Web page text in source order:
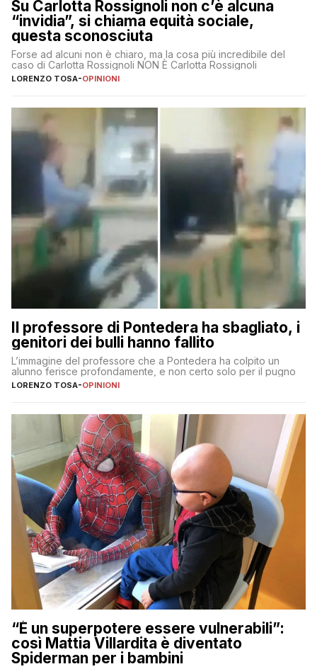
Su Carlotta Rossignoli non c’è alcuna
“invidia”, si chiama equità sociale,
questa sconosciuta
Forse ad alcuni non è chiaro, ma la cosa più incredibile del
caso di Carlotta Rossignoli NON È Carlotta Rossignoli
LORENZO TOSA-OPINIONI
Il professore di Pontedera ha sbagliato, i
genitori dei bulli hanno fallito
L’immagine del professore che a Pontedera ha colpito un
alunno ferisce profondamente, e non certo solo per il pugno
LORENZO TOSA-OPINIONI
“È un superpotere essere vulnerabili”:
così Mattia Villardita è diventato
Spiderman per i bambini